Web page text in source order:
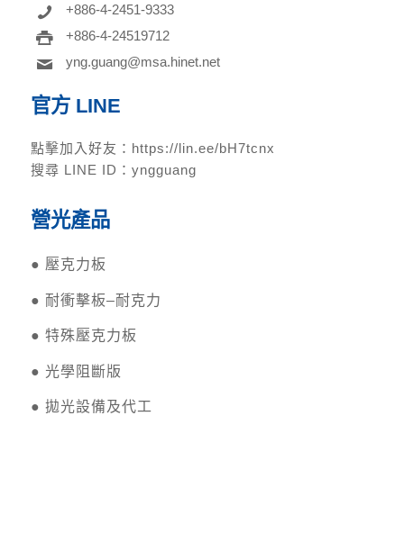
+886-4-2451-9333
+886-4-24519712
yng.guang@msa.hinet.net
官方 LINE
點擊加入好友： https://lin.ee/bH7tcnx
搜尋 LINE ID：yngguang
營光產品
● 壓克力板
● 耐衝擊板–耐克力
● 特殊壓克力板
● 光學阻斷版
● 拋光設備及代工